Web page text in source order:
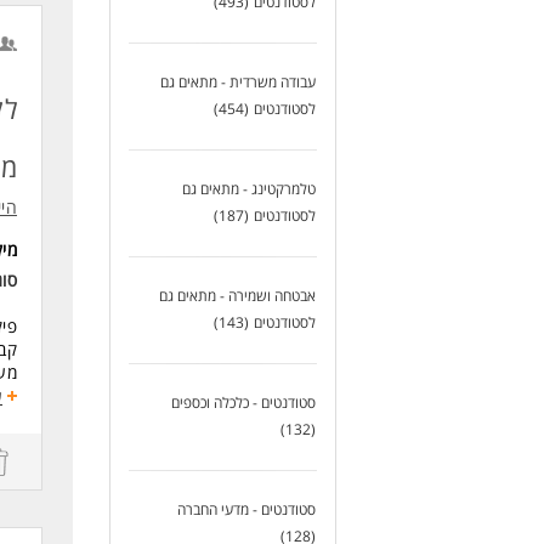
עבודה משרדית - מתאים גם
לסטודנטים (454)
טלמרקטינג - מתאים גם
לסטודנטים (187)
אבטחה ושמירה - מתאים גם
לסטודנטים (143)
סטודנטים - כלכלה וכספים
(132)
סטודנטים - מדעי החברה
(128)
**
-